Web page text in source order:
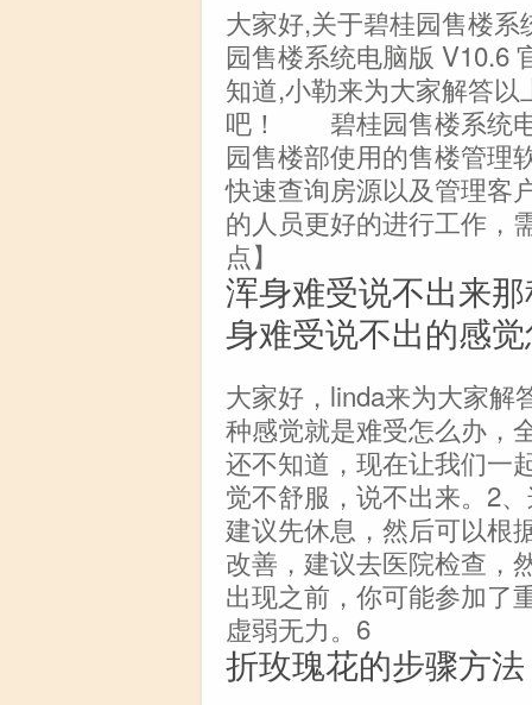
大家好,关于碧桂园售楼
园售楼系统电脑版 V10.6
知道,小勒来为大家解答
吧！ 碧桂园售楼系统电
园售楼部使用的售楼管理
快速查询房源以及管理客
的人员更好的进行工作，
点】
浑身难受说不出来
身难受说不出的感
大家好，linda来为大家解
种感觉就是难受怎么办，
还不知道，现在让我们一
觉不舒服，说不出来。2
建议先休息，然后可以根
改善，建议去医院检查，
出现之前，你可能参加了
虚弱无力。6
折玫瑰花的步骤方